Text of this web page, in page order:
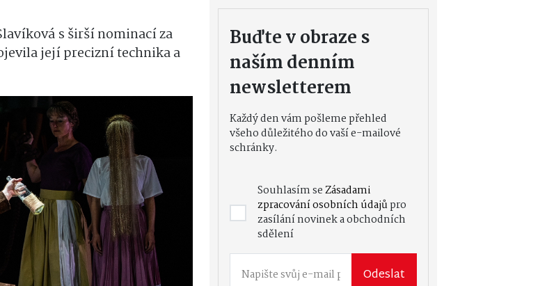
s širší nominací za
její precizní technika a
Buďte v obraze s
naším denním
newsletterem
Každý den vám pošleme přehled
všeho důležitého do vaší e-mailové
schránky.
Souhlasím seZásadami
zpracování osobních údajůpro
zasílání novinek a obchodních
sdělení
Odeslat